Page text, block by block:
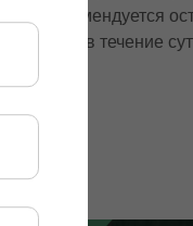
года) рекомендуется
состоянии в течение